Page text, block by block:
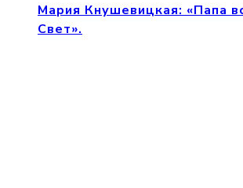
Мария Кнушевицкая: «Папа
Свет».